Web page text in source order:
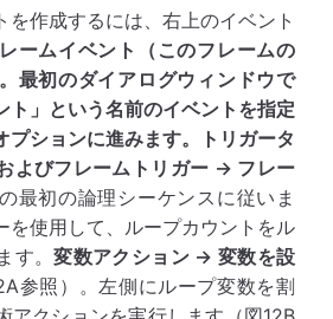
を作成するには、右上のイベント
ームイベント（このフレームの
最初のダイアログウィンドウで
ト」という名前のイベントを指定
プションに進みます。トリガータ
よびフレームトリガー → フレー
最初の論理シーケンスに従いま
を使用して、ループカウントをル
す。変数アクション → 変数を設
参照）。左側にループ変数を割